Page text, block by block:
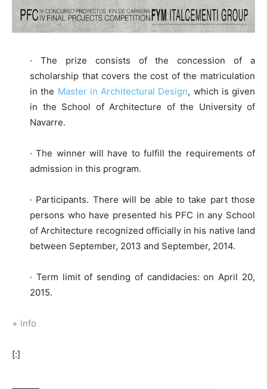
· The prize consists of the concession of a
scholarship that covers the cost of the matriculation
in the Master in Architectural Design, which is given
in the School of Architecture of the University of
Navarre.
· The winner will have to fulfill the requirements of
admission in this program.
· Participants. There will be able to take part those
persons who have presented his PFC in any School
of Architecture recognized officially in his native land
between September, 2013 and September, 2014.
· Term limit of sending of candidacies: on April 20,
2015.
+ info
[:]